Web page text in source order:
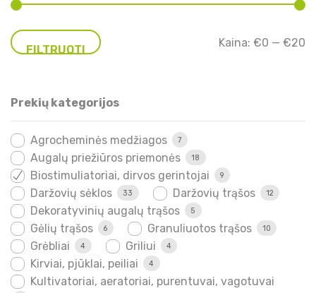
FILTRUOTI
Kaina: €0 — €20
Prekių kategorijos
Agrocheminės medžiagos 7
Augalų priežiūros priemonės 18
Biostimuliatoriai, dirvos gerintojai 9
Daržovių sėklos 33 Daržovių trąšos 12
Dekoratyvinių augalų trąšos 5
Gėlių trąšos 6 Granuliuotos trąšos 10
Grėbliai 4 Griliui 4
Kirviai, pjūklai, peiliai 4
Kultivatoriai, aeratoriai, purentuvai, vagotuvai